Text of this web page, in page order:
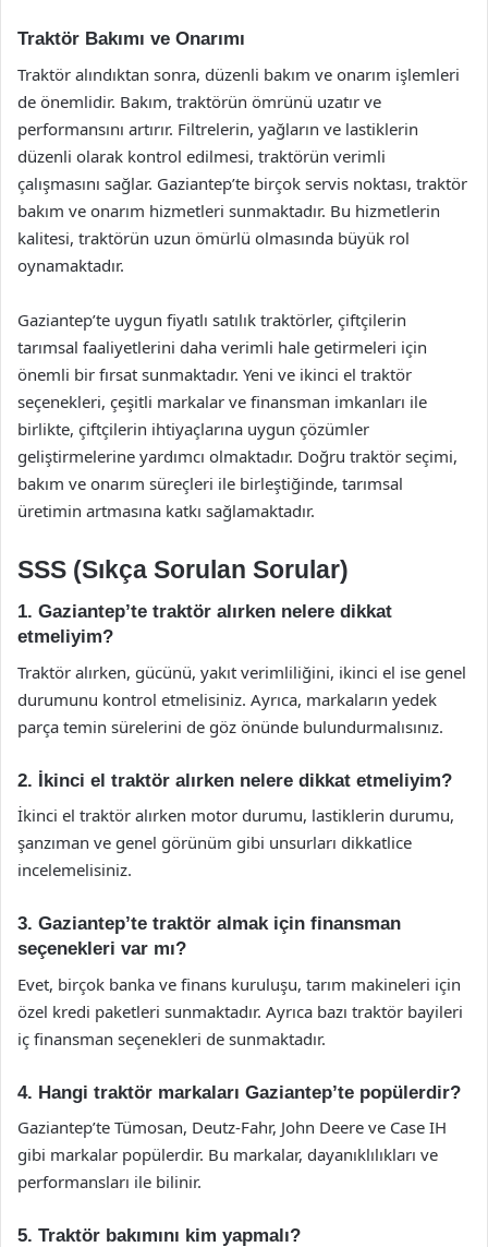
Traktör Bakımı ve Onarımı
Traktör alındıktan sonra, düzenli bakım ve onarım işlemleri
de önemlidir. Bakım, traktörün ömrünü uzatır ve
performansını artırır. Filtrelerin, yağların ve lastiklerin
düzenli olarak kontrol edilmesi, traktörün verimli
çalışmasını sağlar. Gaziantep’te birçok servis noktası, traktör
bakım ve onarım hizmetleri sunmaktadır. Bu hizmetlerin
kalitesi, traktörün uzun ömürlü olmasında büyük rol
oynamaktadır.
Gaziantep’te uygun fiyatlı satılık traktörler, çiftçilerin
tarımsal faaliyetlerini daha verimli hale getirmeleri için
önemli bir fırsat sunmaktadır. Yeni ve ikinci el traktör
seçenekleri, çeşitli markalar ve finansman imkanları ile
birlikte, çiftçilerin ihtiyaçlarına uygun çözümler
geliştirmelerine yardımcı olmaktadır. Doğru traktör seçimi,
bakım ve onarım süreçleri ile birleştiğinde, tarımsal
üretimin artmasına katkı sağlamaktadır.
SSS (Sıkça Sorulan Sorular)
1. Gaziantep’te traktör alırken nelere dikkat
etmeliyim?
Traktör alırken, gücünü, yakıt verimliliğini, ikinci el ise genel
durumunu kontrol etmelisiniz. Ayrıca, markaların yedek
parça temin sürelerini de göz önünde bulundurmalısınız.
2. İkinci el traktör alırken nelere dikkat etmeliyim?
İkinci el traktör alırken motor durumu, lastiklerin durumu,
şanzıman ve genel görünüm gibi unsurları dikkatlice
incelemelisiniz.
3. Gaziantep’te traktör almak için finansman
seçenekleri var mı?
Evet, birçok banka ve finans kuruluşu, tarım makineleri için
özel kredi paketleri sunmaktadır. Ayrıca bazı traktör bayileri
iç finansman seçenekleri de sunmaktadır.
4. Hangi traktör markaları Gaziantep’te popülerdir?
Gaziantep’te Tümosan, Deutz-Fahr, John Deere ve Case IH
gibi markalar popülerdir. Bu markalar, dayanıklılıkları ve
performansları ile bilinir.
5. Traktör bakımını kim yapmalı?